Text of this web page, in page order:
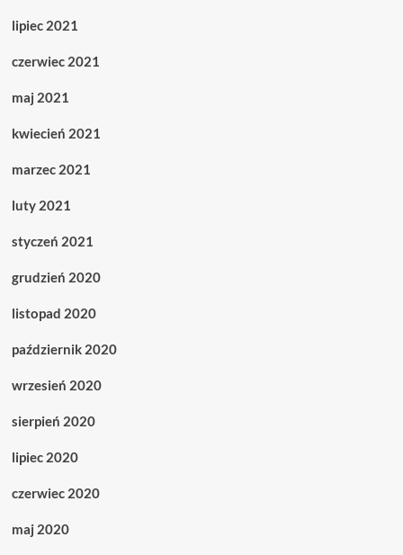
lipiec 2021
czerwiec 2021
maj 2021
kwiecień 2021
marzec 2021
luty 2021
styczeń 2021
grudzień 2020
listopad 2020
październik 2020
wrzesień 2020
sierpień 2020
lipiec 2020
czerwiec 2020
maj 2020